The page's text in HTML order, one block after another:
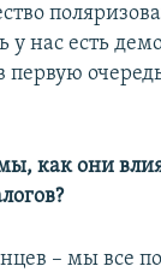
у нас есть
первую
как они
– мы все